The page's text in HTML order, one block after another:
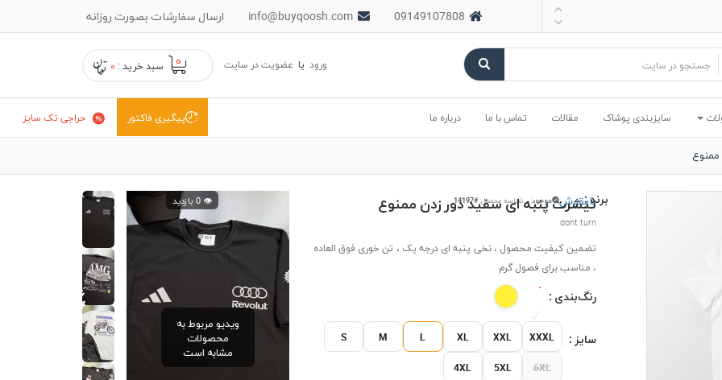
ارسال سفارشات بصورت روزانه info@buyqoosh.com 09149107808
۰ سبد خرید : ۰ ورود یا عضویت در سایت
حراجی تک سایز پیگیری فاکتور سایزبندی پوشاک مقالات تماس با ما درباره ما
تیشرت پنبه ای سفید دور زدن ممنوع
dont turn
برند :بایقوش موجود شناسه محصول:#14197
تضمین کیفیت محصول ، نخی پنبه ای درجه یک ، تن خوری فوق العاده
، مناسب برای فصول گرم
رنگ‌بندی :
سایز : S M L XL XXL XXXL
4XL 5XL 6XL
👁️ 0 بازدید
ویدیو مربوط به
محصولات
مشابه است